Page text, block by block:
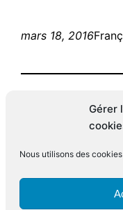
Gérer
Nous utilisons des
mars 18, 2016
Le blog de